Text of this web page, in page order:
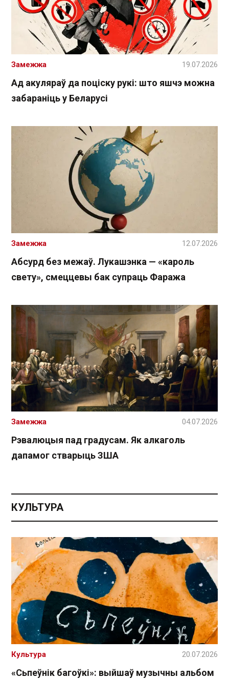
Ад акуляраў да поціску рукі: што яшчэ можна
забараніць у Беларусі
Замежжа 19.07.2026
Абсурд без межаў. Лукашэнка — «кароль
свету», смеццевы бак супраць Фаража
Замежжа 12.07.2026
Рэвалюцыя пад градусам. Як алкаголь
дапамог стварыць ЗША
Замежжа 04.07.2026
КУЛЬТУРА
«Сьпеўнік багоўкі»: выйшаў музычны альбом
Культура 20.07.2026